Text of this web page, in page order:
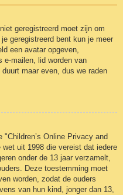
geregistreerd moet zijn om
geregistreerd bent kun je meer
een avatar opgeven,
e-mailen, lid worden van
maar even, dus we raden
Online Privacy and
uit 1998 die vereist dat iedere
onder de 13 jaar verzamelt,
Deze toestemming moet
worden, zodat de ouders
van hun kind, jonger dan 13,